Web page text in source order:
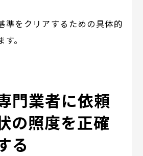
準をクリアするための具体的
。
門業者に依頼
の照度を正確
る